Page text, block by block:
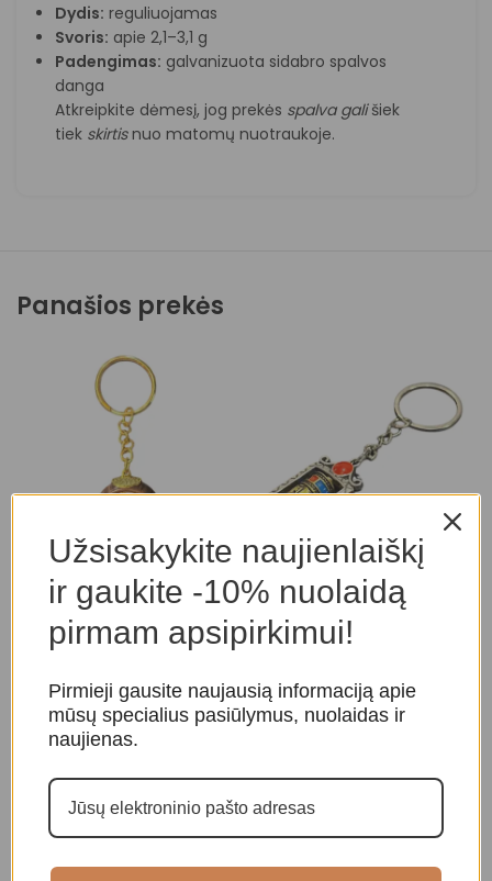
Dydis: reguliuojamas
Svoris: apie 2,1–3,1 g
Padengimas: galvanizuota sidabro spalvos
danga
Atkreipkite dėmesį, jog prekės spalva gališiek
tiek skirtisnuo matomų nuotraukoje.
Panašios prekės
Raktų pakabukas „Buda”
Amuletai, papuošalai
10,00 €
Raktų pakabukas „Maldų
malunėlis”
Amuletai, papuošalai
10,00 €
Užsisakykite naujienlaiškį
ir gaukite -10% nuolaidą
pirmam apsipirkimui!
Pirmieji gausite naujausią informaciją apie
mūsų specialius pasiūlymus, nuolaidas ir
naujienas.